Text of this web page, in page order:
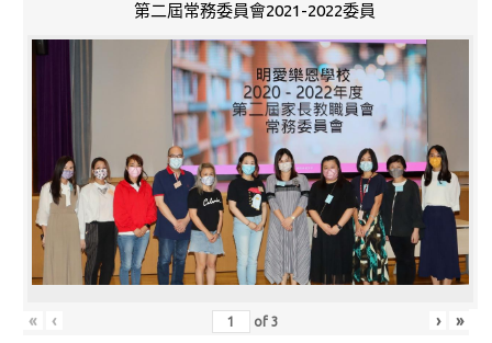
第二屆常務委員會2021-2022委員
« ‹ of3 › »